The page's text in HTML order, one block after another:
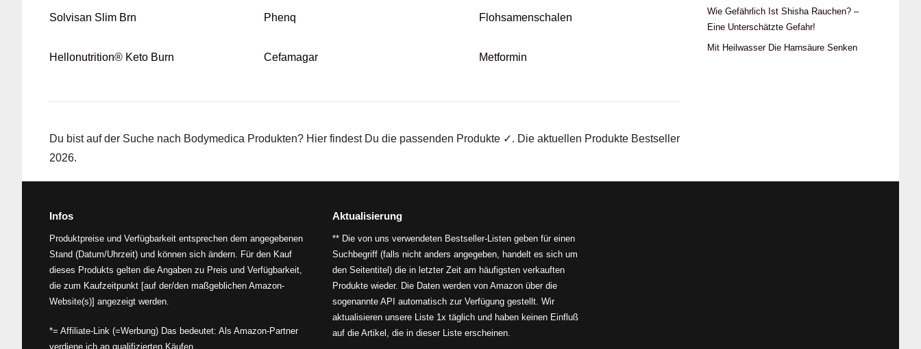
Solvisan Slim Brn Phenq Flohsamenschalen
Hellonutrition® Keto Burn Cefamagar Metformin
Du bist auf der Suche nach Bodymedica Produkten? Hier findest Du die passenden Produkte ✓. Die aktuellen Produkte Bestseller
2026.
Wie Gefährlich Ist Shisha Rauchen? –
Eine Unterschätzte Gefahr!
Mit Heilwasser Die Harnsäure Senken
Infos
Produktpreise und Verfügbarkeit entsprechen dem angegebenen
Stand (Datum/Uhrzeit) und können sich ändern. Für den Kauf
dieses Produkts gelten die Angaben zu Preis und Verfügbarkeit,
die zum Kaufzeitpunkt [auf der/den maßgeblichen Amazon-
Website(s)] angezeigt werden.
*= Affiliate-Link (=Werbung) Das bedeutet: Als Amazon-Partner
verdiene ich an qualifizierten Käufen.
Aktualisierung
** Die von uns verwendeten Bestseller-Listen geben für einen
Suchbegriff (falls nicht anders angegeben, handelt es sich um
den Seitentitel) die in letzter Zeit am häufigsten verkauften
Produkte wieder. Die Daten werden von Amazon über die
sogenannte API automatisch zur Verfügung gestellt. Wir
aktualisieren unsere Liste 1x täglich und haben keinen Einfluß
auf die Artikel, die in dieser Liste erscheinen.